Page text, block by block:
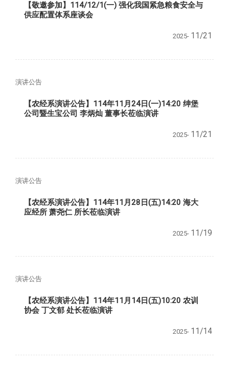
【敬邀参加】114/12/1(一) 强化我国紧急粮食安全与
供应配置体系座谈会
2025- 11/21
演讲公告
【农经系演讲公告】114年11月24日(一)14:20 绅堡
公司暨生宝公司 李炳灿 董事长莅临演讲
2025- 11/21
演讲公告
【农经系演讲公告】114年11月28日(五)14:20 海大
应经所 萧尧仁 所长莅临演讲
2025- 11/19
演讲公告
【农经系演讲公告】114年11月14日(五)10:20 农训
协会 丁文郁 处长莅临演讲
2025- 11/14